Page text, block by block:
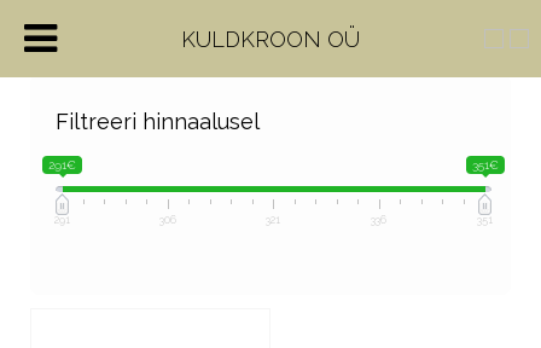
Filtreeri hinnaalusel
291€ 351€
291 306 321 336 351
KULDKROON OÜ